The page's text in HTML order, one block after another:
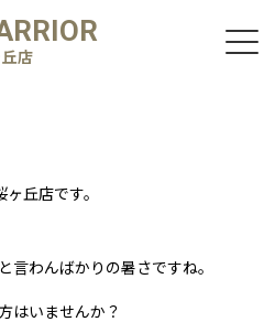
店
丘店です。
言わんばかりの暑さですね。
はいませんか？